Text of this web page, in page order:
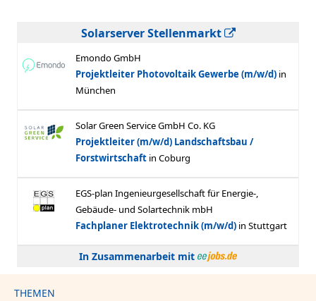
Solarserver Stellenmarkt
In Zusammenarbeit mit
THEMEN